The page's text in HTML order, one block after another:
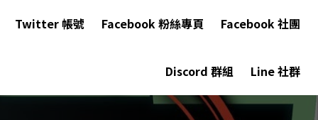
Twitter 帳號 Facebook 粉絲專頁 Facebook 社團
Discord 群組 Line 社群